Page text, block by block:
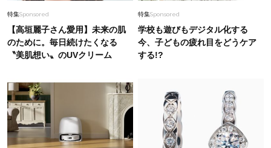
特集Sponsored
【高垣麗子さん愛用】未来の肌
のために。毎日続けたくなる
〝美肌想い〟のUVクリーム
特集Sponsored
学校も遊びもデジタル化する
今、子どもの疲れ目をどうケア
する!?